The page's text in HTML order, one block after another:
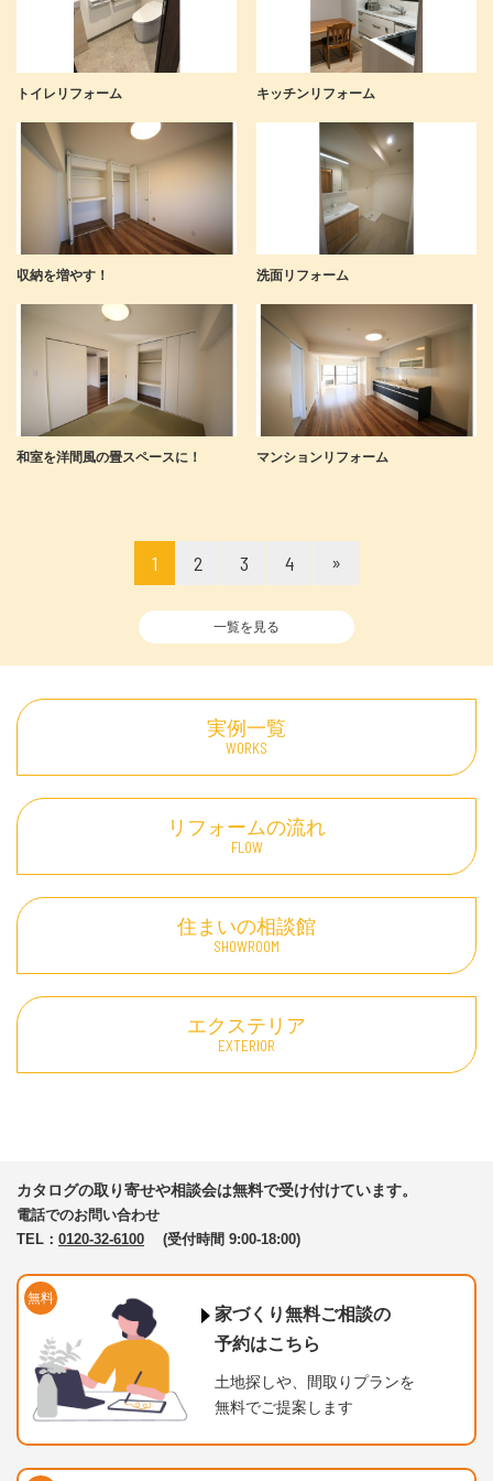
トイレリフォーム キッチンリフォーム
収納を増やす！ 洗面リフォーム
和室を洋間風の畳スペースに！ マンションリフォーム
1 2 3 4 »
一覧を見る
実例一覧
WORKS
リフォームの流れ
FLOW
住まいの相談館
SHOWROOM
エクステリア
EXTERIOR
カタログの取り寄せや相談会は無料で受け付けています。
電話でのお問い合わせ
TEL： 0120-32-6100 (受付時間 9:00-18:00)
無料
家づくり無料ご相談の
予約はこちら
土地探しや、間取りプランを
無料でご提案します